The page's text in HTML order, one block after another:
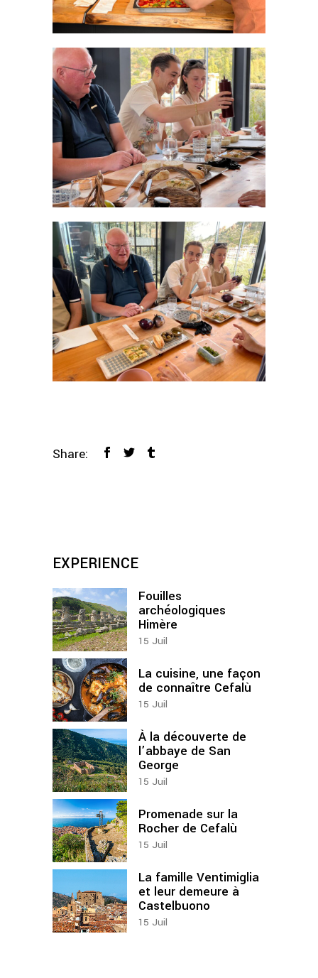
Share:
EXPERIENCE
Fouilles
archéologiques
Himère
15 Juil
La cuisine, une façon
de connaître Cefalù
15 Juil
À la découverte de
l’abbaye de San
George
15 Juil
Promenade sur la
Rocher de Cefalù
15 Juil
La famille Ventimiglia
et leur demeure à
Castelbuono
15 Juil